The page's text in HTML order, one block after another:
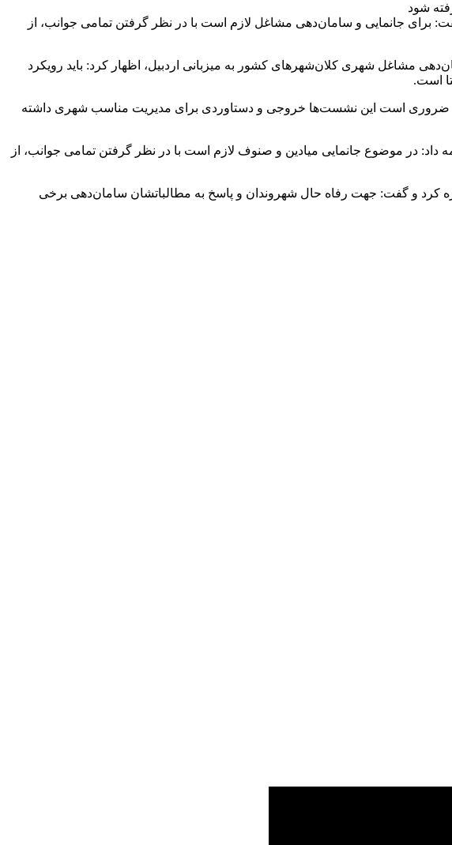
برای جانمایی و سامان‌دهی مشاغل لازم است با در نظر گرفتن تمامی جوانب، از
مشاغل شهری کلان‌شهرهای کشور به میزبانی اردبیل، اظهار کرد: باید رویکرد
است.
ضروری است این نشست‌ها خروجی و دستاوردی برای مدیریت مناسب شهری داشته
داد: در موضوع جانمایی میادین و صنوف لازم است با در نظر گرفتن تمامی جوانب، از
کرد و گفت: جهت رفاه حال شهروندان و پاسخ به مطالباتشان سامان‌دهی برخی